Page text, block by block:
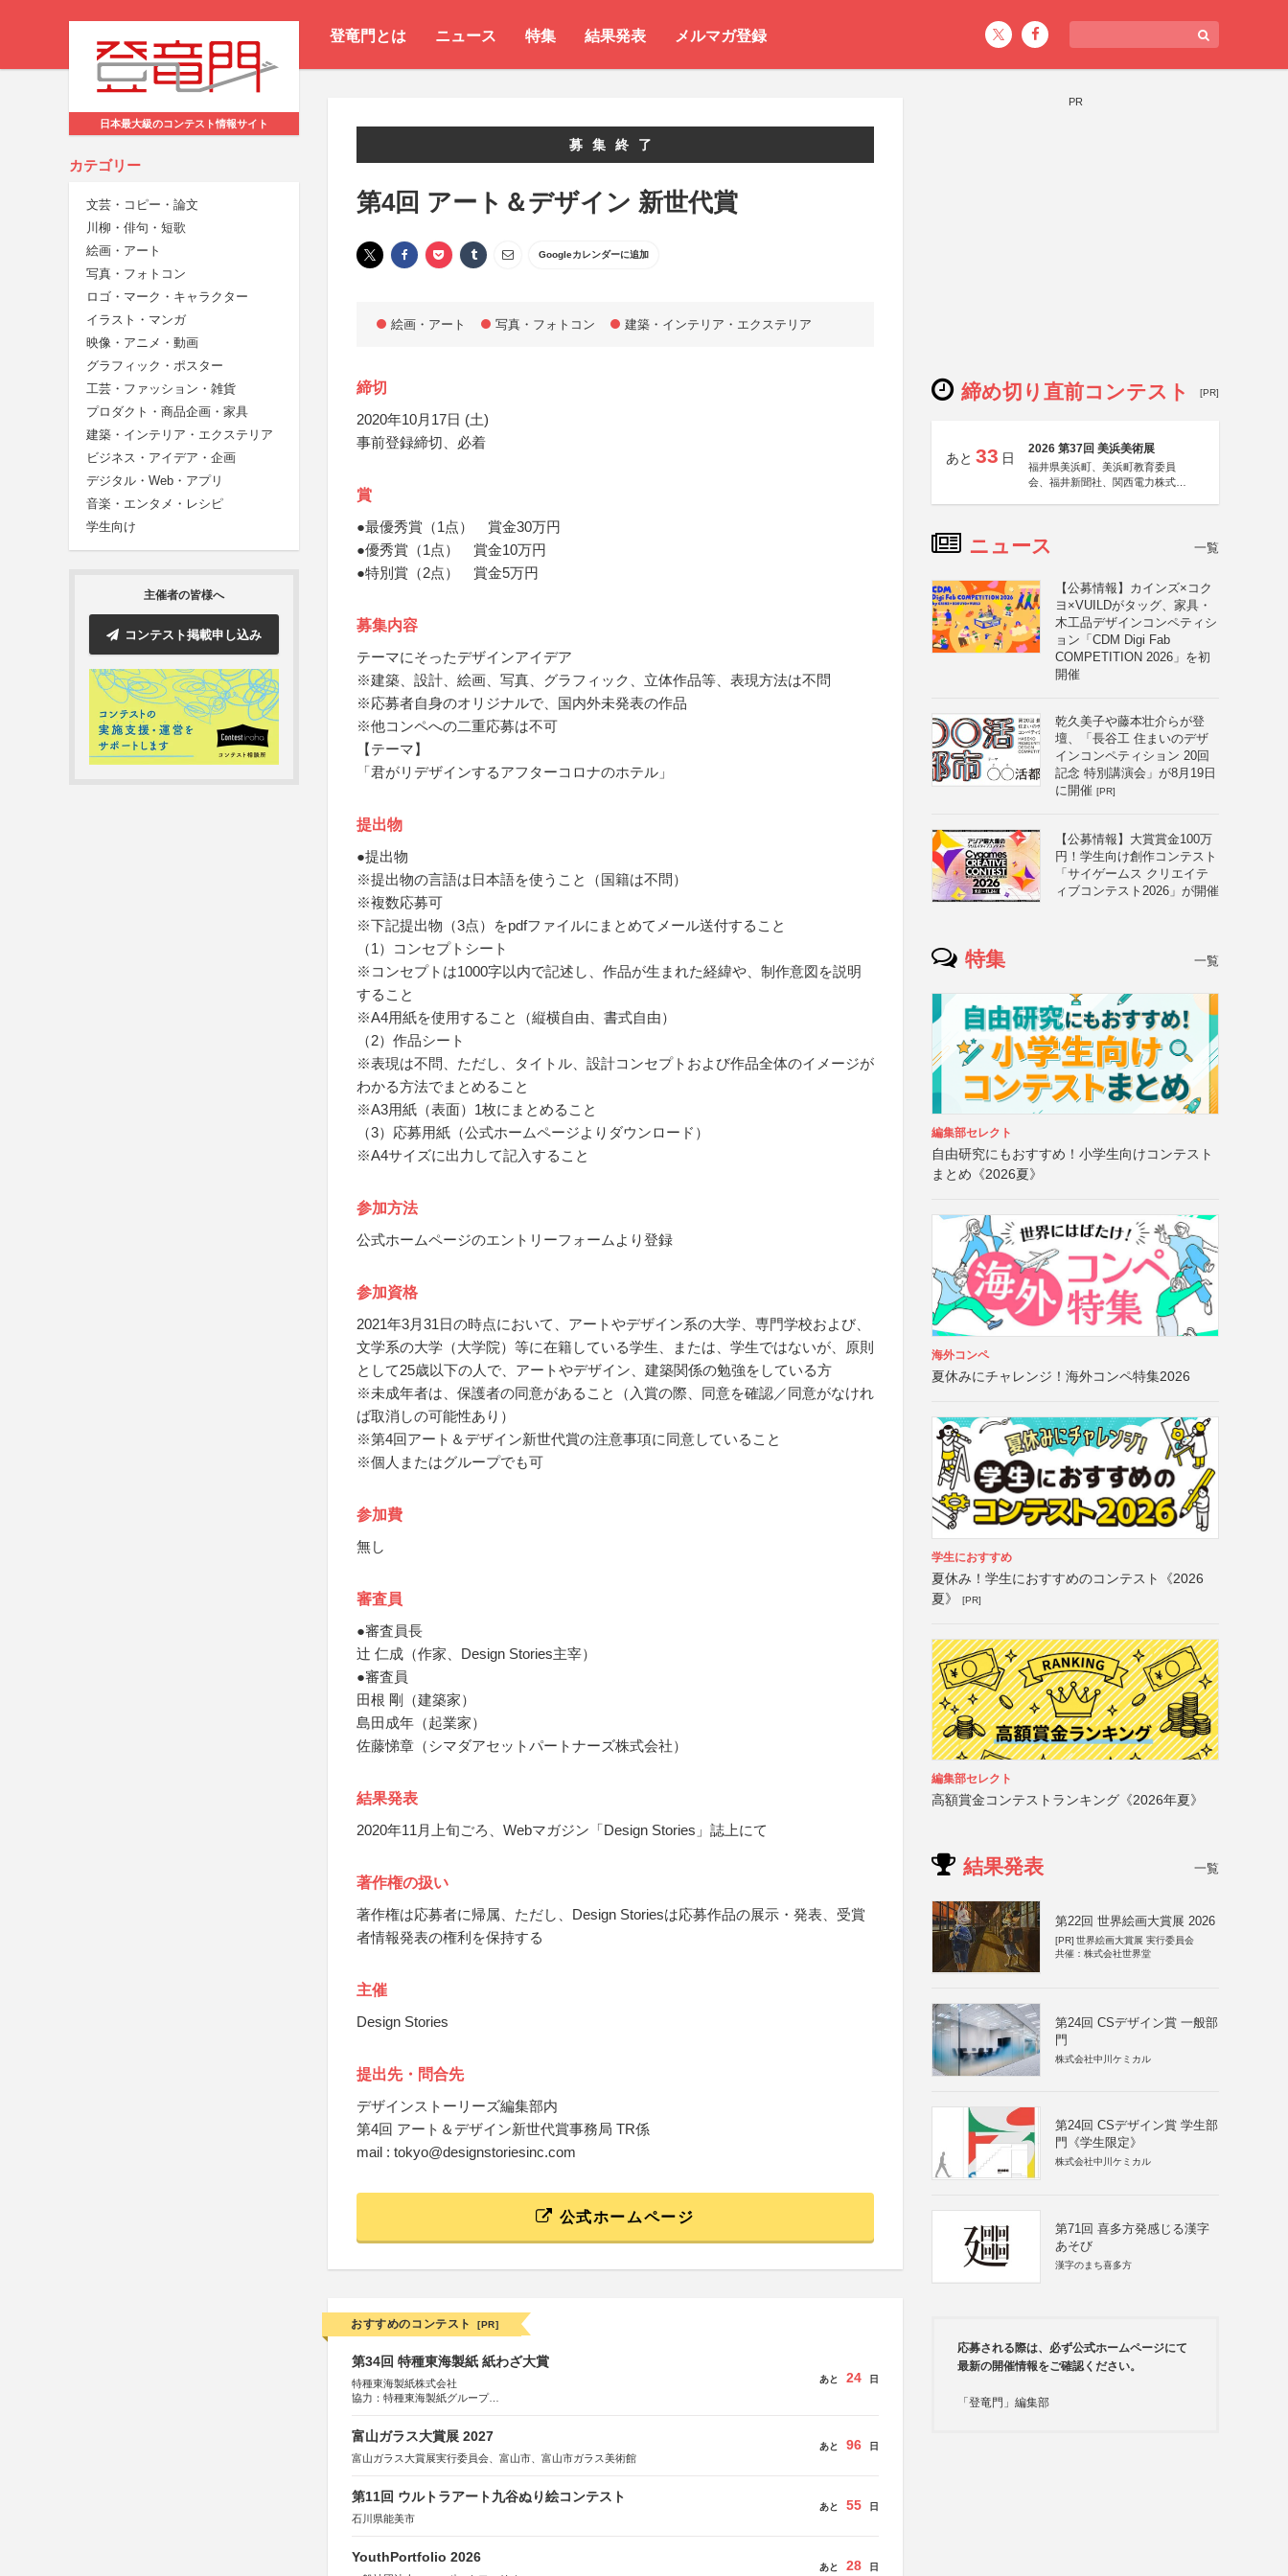
登竜門とは ニュース 特集 結果発表 メルマガ登録
日本最大級のコンテスト情報サイト
カテゴリー
文芸・コピー・論文
川柳・俳句・短歌
絵画・アート
写真・フォトコン
ロゴ・マーク・キャラクター
イラスト・マンガ
映像・アニメ・動画
グラフィック・ポスター
工芸・ファッション・雑貨
プロダクト・商品企画・家具
建築・インテリア・エクステリア
ビジネス・アイデア・企画
デジタル・Web・アプリ
音楽・エンタメ・レシピ
学生向け
主催者の皆様へ
コンテスト掲載申し込み
募集終了
第4回 アート＆デザイン 新世代賞
Googleカレンダーに追加
絵画・アート 写真・フォトコン 建築・インテリア・エクステリア
締切
2020年10月17日 (土)
事前登録締切、必着
賞
●最優秀賞（1点） 賞金30万円
●優秀賞（1点） 賞金10万円
●特別賞（2点） 賞金5万円
募集内容
テーマにそったデザインアイデア
※建築、設計、絵画、写真、グラフィック、立体作品等、表現方法は不問
※応募者自身のオリジナルで、国内外未発表の作品
※他コンペへの二重応募は不可
【テーマ】
「君がリデザインするアフターコロナのホテル」
提出物
●提出物
※提出物の言語は日本語を使うこと（国籍は不問）
※複数応募可
※下記提出物（3点）をpdfファイルにまとめてメール送付すること
（1）コンセプトシート
※コンセプトは1000字以内で記述し、作品が生まれた経緯や、制作意図を説明
すること
※A4用紙を使用すること（縦横自由、書式自由）
（2）作品シート
※表現は不問、ただし、タイトル、設計コンセプトおよび作品全体のイメージが
わかる方法でまとめること
※A3用紙（表面）1枚にまとめること
（3）応募用紙（公式ホームページよりダウンロード）
※A4サイズに出力して記入すること
参加方法
公式ホームページのエントリーフォームより登録
参加資格
2021年3月31日の時点において、アートやデザイン系の大学、専門学校および、
文学系の大学（大学院）等に在籍している学生、または、学生ではないが、原則
として25歳以下の人で、アートやデザイン、建築関係の勉強をしている方
※未成年者は、保護者の同意があること（入賞の際、同意を確認／同意がなけれ
ば取消しの可能性あり）
※第4回アート＆デザイン新世代賞の注意事項に同意していること
※個人またはグループでも可
参加費
無し
審査員
●審査員長
辻 仁成（作家、Design Stories主宰）
●審査員
田根 剛（建築家）
島田成年（起業家）
佐藤悌章（シマダアセットパートナーズ株式会社）
結果発表
2020年11月上旬ごろ、Webマガジン「Design Stories」誌上にて
著作権の扱い
著作権は応募者に帰属、ただし、Design Storiesは応募作品の展示・発表、受賞
者情報発表の権利を保持する
主催
Design Stories
提出先・問合先
デザインストーリーズ編集部内
第4回 アート＆デザイン新世代賞事務局 TR係
mail : tokyo@designstoriesinc.com
公式ホームページ
おすすめのコンテスト [PR]
第34回 特種東海製紙 紙わざ大賞
特種東海製紙株式会社
協力：特種東海製紙グループ
あと 24 日
富山ガラス大賞展 2027
富山ガラス大賞展実行委員会、富山市、富山市ガラス美術館
あと 96 日
第11回 ウルトラアート九谷ぬり絵コンテスト
石川県能美市
あと 55 日
YouthPortfolio 2026
あと 28 日
PR
締め切り直前コンテスト [PR]
あと 33 日
2026 第37回 美浜美術展
福井県美浜町、美浜町教育委員
会、福井新聞社、関西電力株式会
ニュース 一覧
【公募情報】カインズ×コク
ヨ×VUILDがタッグ、家具・
木工品デザインコンペティシ
ョン「CDM Digi Fab
COMPETITION 2026」を初
開催
乾久美子や藤本壮介らが登
壇、「長谷工 住まいのデザ
インコンペティション 20回
記念 特別講演会」が8月19日
に開催 [PR]
【公募情報】大賞賞金100万
円！学生向け創作コンテスト
「サイゲームス クリエイテ
ィブコンテスト2026」が開催
特集 一覧
編集部セレクト
自由研究にもおすすめ！小学生向けコンテスト
まとめ《2026夏》
海外コンペ
夏休みにチャレンジ！海外コンペ特集2026
学生におすすめ
夏休み！学生におすすめのコンテスト《2026
夏》
[PR]
編集部セレクト
高額賞金コンテストランキング《2026年夏》
結果発表 一覧
第22回 世界絵画大賞展 2026
[PR] 世界絵画大賞展 実行委員会
共催：株式会社世界堂
第24回 CSデザイン賞 一般部
門
株式会社中川ケミカル
第24回 CSデザイン賞 学生部
門《学生限定》
株式会社中川ケミカル
第71回 喜多方発感じる漢字
あそび
漢字のまち喜多方
応募される際は、必ず公式ホームページにて
最新の開催情報をご確認ください。
「登竜門」編集部